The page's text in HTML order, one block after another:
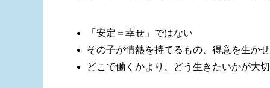
「安定＝幸せ」ではない
その子が情熱を持てるもの、得意を生か
どこで働くかより、どう生きたいかが大切